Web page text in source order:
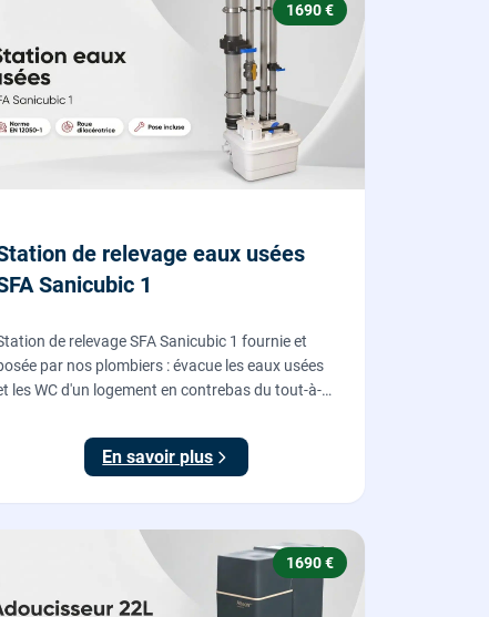
1690 €
de relevage eaux usées
Sanicubic 1
de relevage SFA Sanicubic 1 fournie et
par nos plombiers : évacue les eaux usées
les WC d'un logement en contrebas du tout-à-
garantie 2 ans.
En savoir plus
1690 €